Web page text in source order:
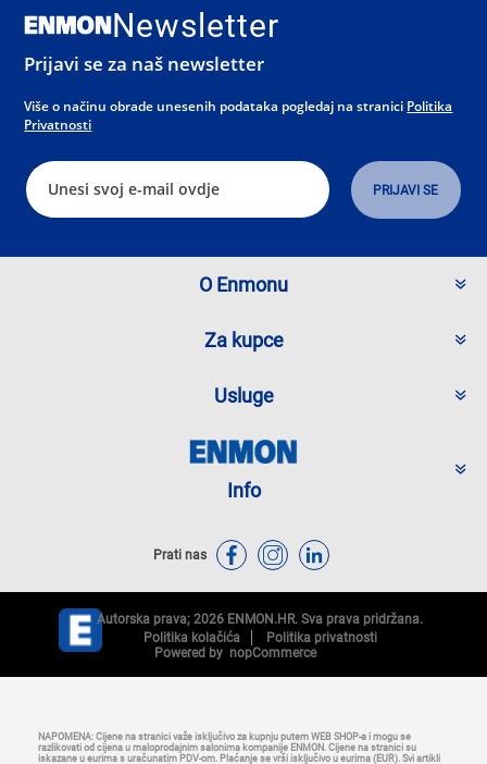
Newsletter
Prijavi se za naš newsletter
Više o načinu obrade unesenih podataka pogledaj na stranici Politika
Privatnosti
O Enmonu
Za kupce
Usluge
Info
Prati nas
Autorska prava; 2026 ENMON.HR. Sva prava pridržana.
Politika kolačića
Politika privatnosti
Powered by nopCommerce
NAPOMENA: Cijene na stranici važe isključivo za kupnju putem WEB SHOP-a i mogu se
razlikovati od cijena u maloprodajnim salonima kompanije ENMON. Cijene na stranici su
iskazane u eurima s uračunatim PDV-om. Plaćanje se vrši isključivo u eurima (EUR). Svi artikli